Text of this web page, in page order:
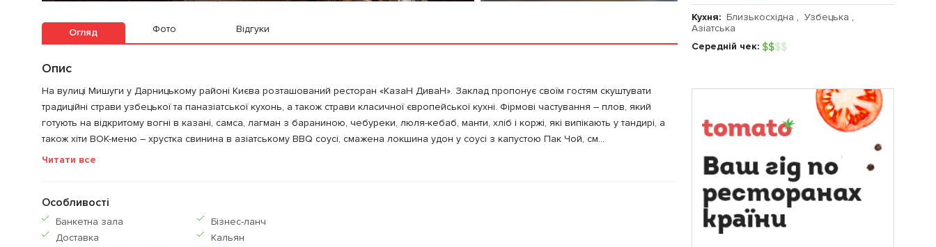
Кухня: Близькосхідна , Узбецька ,
Азіатська
Середній чек: $$$$
Огляд Фото Відгуки
Опис
На вулиці Мишуги у Дарницькому районі Києва розташований ресторан «КазаН ДиваН». Заклад пропонує своїм гостям скуштувати
традиційні страви узбецької та паназіатської кухонь, а також страви класичної європейської кухні. Фірмові частування – плов, який
готують на відкритому вогні в казані, самса, лагман з бараниною, чебуреки, люля-кебаб, манти, хліб і коржі, які випікають у тандирі, а
також хіти ВОК-меню – хрустка свинина в азіатському BBQ соусі, смажена локшина удон у соусі з капустою Пак Чой, см...
Читати все
Особливості
Банкетна зала
Бiзнес-ланч
Доставка
Кальян